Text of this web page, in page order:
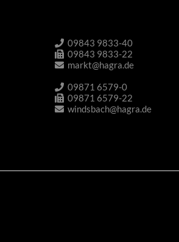
09843 9833-40
09843 9833-22
markt@hagra.de
09871 6579-0
09871 6579-22
windsbach@hagra.de